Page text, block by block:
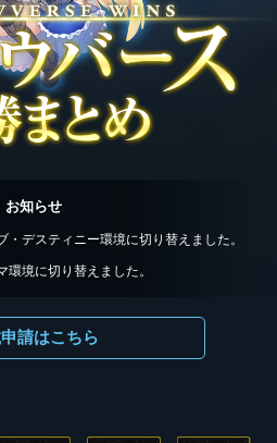
お知らせ
・デスティニー環境に切り替えました。
環境に切り替えました。
請はこちら